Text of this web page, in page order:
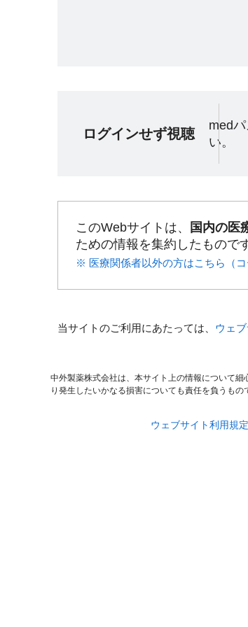
ログインせず視聴
med
い。
このWebサイトは、 国内の医
ための情報を集約したもので
※ 医療関係者以外の方はこちら（コ
当サイトのご利用にあたっては、 ウェ
中外製薬株式会社は、本サイト上の情報について
り発生したいかなる損害についても責任を負うも
ウェブサイト利用規定